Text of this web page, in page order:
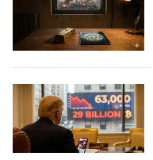
時
事
欄
訂
閱